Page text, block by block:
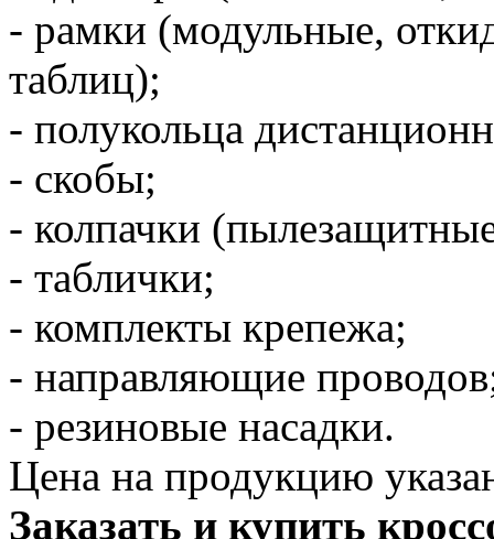
- рамки (модульные,
таблиц);
- полукольца
- скобы;
- колпачки
- таблички;
- комплекты крепежа;
- направляющие
- резиновые насадки.
Цена на продукцию
Заказать и купить